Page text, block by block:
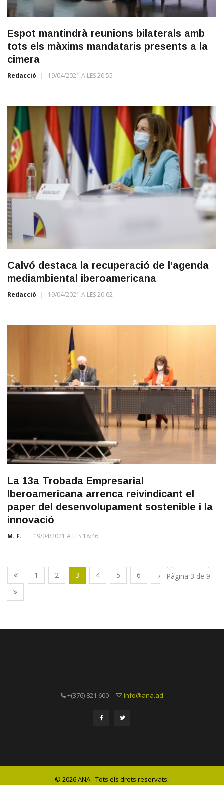
Espot mantindrà reunions bilaterals amb
tots els màxims mandataris presents a la
cimera
Redacció 19/04/2021 A LES 20:55
Calvó destaca la recuperació de l’agenda
mediambiental iberoamericana
Redacció 19/04/2021 A LES 20:02
La 13a Trobada Empresarial
Iberoamericana arrenca reivindicant el
paper del desenvolupament sostenible i la
innovació
M. F. 19/04/2021 A LES 18:46
1 2 3 4 5 6 7 8 9
Pàgina 3 de 9
+(376) 821 600 info@ana.ad
© 2026 ANA - Tots els drets reservats.